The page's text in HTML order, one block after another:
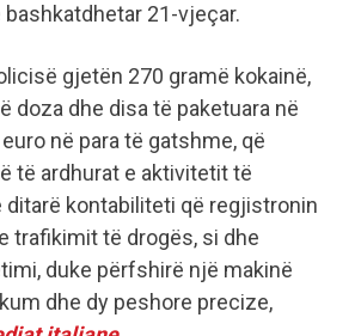
bashkatdhetar 21-vjeçar.
gjetën 270 gramë kokainë,
doza dhe disa të paketuara në
në para të gatshme, që
të ardhurat e aktivitetit të
ditarë kontabiliteti që regjistronin
trafikimit të drogës, si dhe
duke përfshirë një makinë
dhe dy peshore precize,